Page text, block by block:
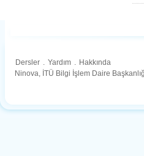
Dersler . Yardım . Hakkında
Ninova, İTÜ Bilgi İşlem Daire